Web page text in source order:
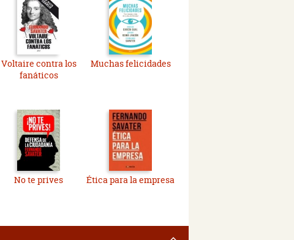
Voltaire contra los
fanáticos
Muchas felicidades
No te prives Ética para la empresa